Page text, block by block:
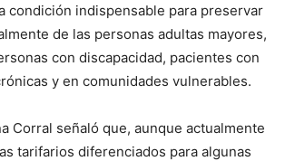
condición indispensable para preservar
de las personas adultas mayores,
con discapacidad, pacientes con
y en comunidades vulnerables.
Corral señaló que, aunque actualmente
tarifarios diferenciados para algunas